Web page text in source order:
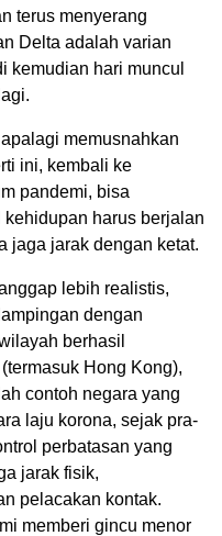
terus menyerang
Delta adalah varian
kemudian hari muncul
memusnahkan
ini, kembali ke
pandemi, bisa
harus berjalan
jaga jarak dengan ketat.
lebih realistis,
dengan
berhasil
Hong Kong),
contoh negara yang
laju korona, sejak pra-
perbatasan yang
jarak fisik,
pelacakan kontak.
memberi gincu menor